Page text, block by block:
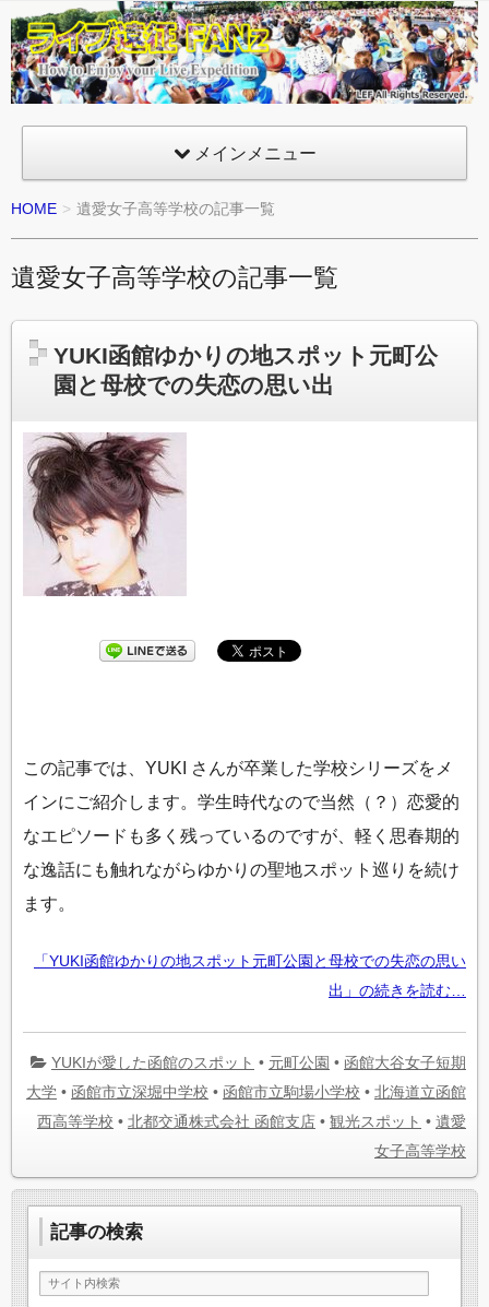
ライ
ブ遠
征
FANz
メインメニュー
HOME 遺愛女子高等学校の記事一覧
遺愛女子高等学校の記事一覧
YUKI函館ゆかりの地スポット元町公
園と母校での失恋の思い出
この記事では、YUKI さんが卒業した学校シリーズをメ
インにご紹介します。学生時代なので当然（？）恋愛的
なエピソードも多く残っているのですが、軽く思春期的
な逸話にも触れながらゆかりの聖地スポット巡りを続け
ます。
「YUKI函館ゆかりの地スポット元町公園と母校での失恋の思い
出」の続きを読む…
YUKIが愛した函館のスポット • 元町公園 • 函館大谷女子短期
大学 • 函館市立深堀中学校 • 函館市立駒場小学校 • 北海道立函館
西高等学校 • 北都交通株式会社 函館支店 • 観光スポット • 遺愛
女子高等学校
記事の検索